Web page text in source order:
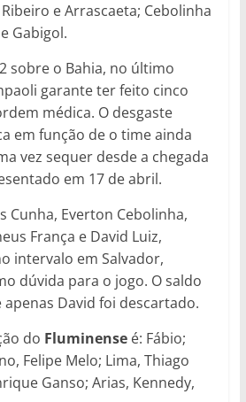
e Arrascaeta; Cebolinha
Gabigol.
sobre o Bahia, no último
garante ter feito cinco
médica. O desgaste
em função de o time ainda
vez sequer desde a chegada
em 17 de abril.
Cunha, Everton Cebolinha,
França e David Luiz,
intervalo em Salvador,
dúvida para o jogo. O saldo
David foi descartado.
do Fluminenseé: Fábio;
Felipe Melo; Lima, Thiago
Ganso; Arias, Kennedy,